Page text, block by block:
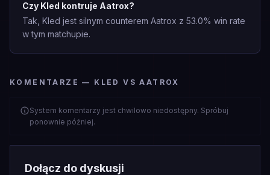
Czy Kled kontruje Aatrox?
Tak, Kled jest silnym counterem Aatrox z 53.0% win rate
w tym matchupie.
KOMENTARZE — KLED VS AATROX
System komentarzy jest chwilowo niedostępny. Spróbuj
ponownie później.
Dołącz do dyskusji